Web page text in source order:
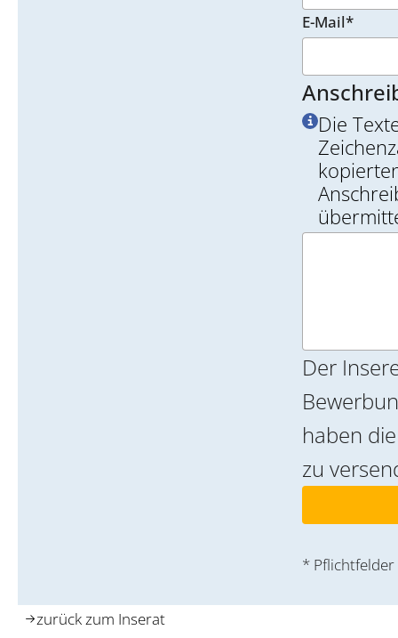
E-Mail*
Die
Der
haben die Möglichkeit, eine Text-E-Mail als Bewerbung
zu
* Pflichtfelder
zurück zum Inserat